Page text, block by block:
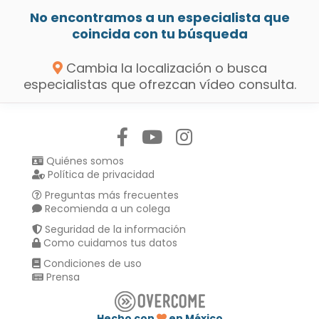
No encontramos a un especialista que
coincida con tu búsqueda
Cambia la localización o busca
especialistas que ofrezcan vídeo consulta.
Quiénes somos
Política de privacidad
Preguntas más frecuentes
Recomienda a un colega
Seguridad de la información
Como cuidamos tus datos
Condiciones de uso
Prensa